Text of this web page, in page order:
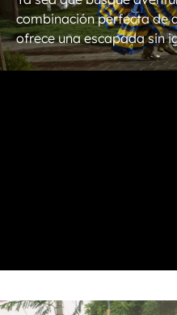
combinación perfecta de
ofrece una escapada sin